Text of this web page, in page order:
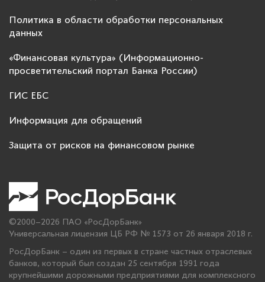
Политика в области обработки персональных
данных
«Финансовая культура» (Информационно-
просветительский портал Банка России)
ГИС ЕБС
Информация для обращений
Защита от рисков на финансовом рынке
©2000–2026 ПАО «РосДорБанк»
Универсальная лицензия ЦБ РФ № 1573 от 26 января 2018 г.
РосДорБанк – один из первых в стране частных отраслевых
банков, который был создан 25 сентября 1991 года
крупнейшими дорожными предприятиями для комплексного